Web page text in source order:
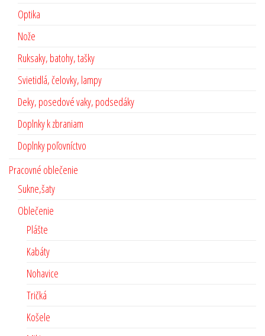
Optika
Nože
Ruksaky, batohy, tašky
Svietidlá, čelovky, lampy
Deky, posedové vaky, podsedáky
Doplnky k zbraniam
Doplnky poľovníctvo
Pracovné oblečenie
Sukne,šaty
Oblečenie
Plášte
Kabáty
Nohavice
Tričká
Košele